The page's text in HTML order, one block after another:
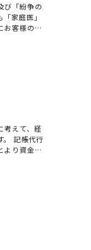
び「紛争の
家庭医」
お客様の相
するとい
まわり」
考えて、経
。 記帳代行
より資金繰
経営者と
に、とらわ